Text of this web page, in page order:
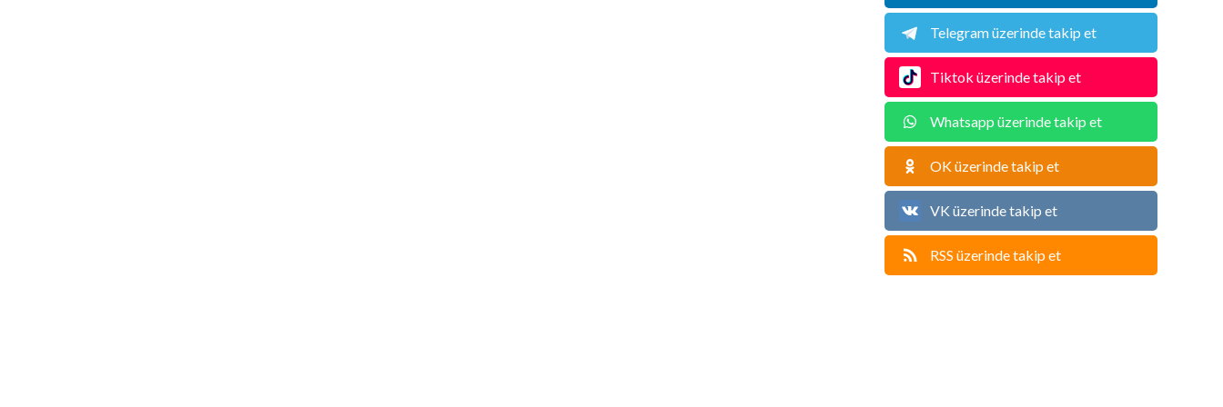
Telegram üzerinde takip et
Tiktok üzerinde takip et
Whatsapp üzerinde takip et
OK üzerinde takip et
VK üzerinde takip et
RSS üzerinde takip et